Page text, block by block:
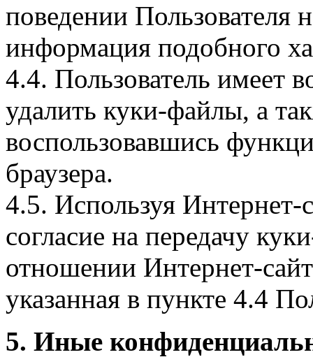
поведении Пользователя
информация подобного
4.4. Пользователь имеет
удалить куки-файлы, а
воспользовавшись
браузера.
4.5. Используя Интернет-
согласие на передачу
отношении Интернет-
указанная в пункте 4.4
5. Иные